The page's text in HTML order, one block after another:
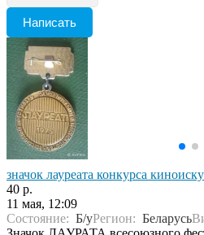
Написать
значок лауреата конкурса
40 р.
11 мая, 12:09
Состояние: Б/уРегион: Беларусь